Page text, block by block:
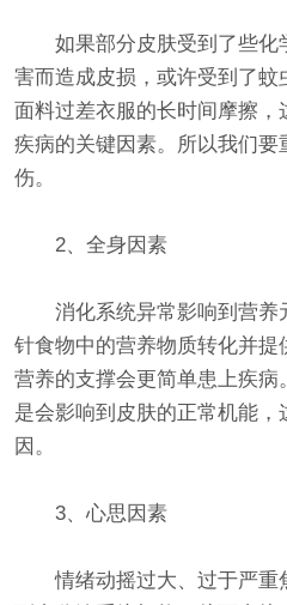
如果部分皮肤受到了些化
害而造成皮损，或许受到了蚊
面料过差衣服的长时间摩擦
疾病的关键因素。所以我们
伤。
2、全身因素
消化系统异常影响到营养
针食物中的营养物质转化并
营养的支撑会更简单患上疾病
是会影响到皮肤的正常机能
因。
3、心思因素
情绪动摇过大、过于严重